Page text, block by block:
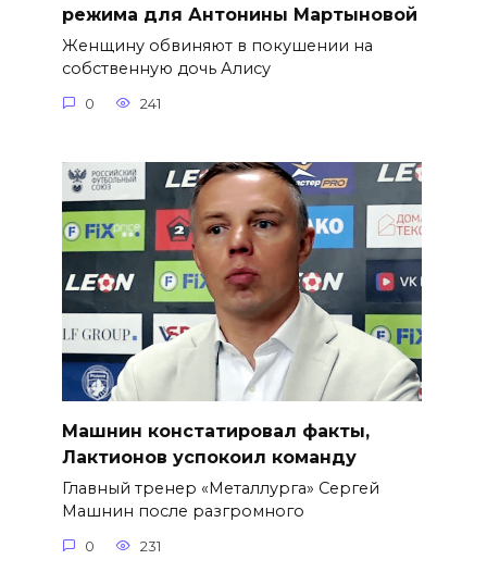
режима для Антонины Мартыновой
Женщину обвиняют в покушении на
собственную дочь Алису
0 241
Машнин констатировал факты,
Лактионов успокоил команду
Главный тренер «Металлурга» Сергей
Машнин после разгромного
0 231